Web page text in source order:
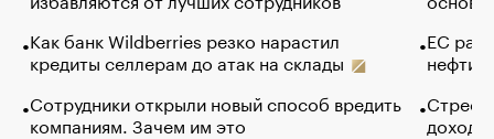
Как банк Wildberries резко нарастил
кредиты селлерам до атак на склады
Сотрудники открыли новый способ вредить
компаниям. Зачем им это
ЕС
нефти